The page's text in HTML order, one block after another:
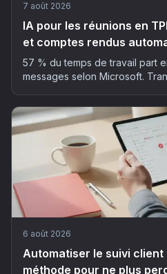
7 août 2026
IA pour les réunions en
et comptes rendus
57 % du temps de travail part
messages selon Microsoft.
outils pour déployer l'IA dans
RGPD.
6 août 2026
Automatiser le suivi client
méthode pour ne plus